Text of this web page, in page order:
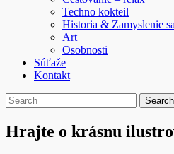
Techno kokteil
Historia & Zamyslenie sa
Art
Osobnosti
Súťaže
Kontakt
Hrajte o krásnu